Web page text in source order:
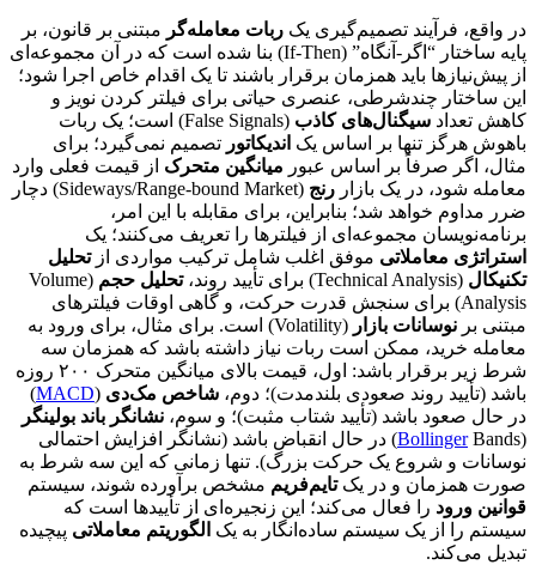
در واقع، فرآیند تصمیم‌گیری یک ربات معامله‌گر مبتنی بر قانون، بر
پایه ساختار “اگر-آنگاه” (If-Then) بنا شده است که در آن مجموعه‌ای
از پیش‌نیازها باید همزمان برقرار باشند تا یک اقدام خاص اجرا شود؛
این ساختار چندشرطی، عنصری حیاتی برای فیلتر کردن نویز و
کاهش تعداد سیگنال‌های کاذب
(False Signals) است؛ یک ربات
باهوش هرگز تنها بر اساس یک اندیکاتور تصمیم نمی‌گیرد؛ برای
مثال، اگر صرفاً بر اساس عبور میانگین متحرک از قیمت فعلی وارد
معامله شود، در یک بازار رنج
(Sideways/Range-bound Market) دچار
ضرر مداوم خواهد شد؛ بنابراین، برای مقابله با این امر،
برنامه‌نویسان مجموعه‌ای از فیلترها را تعریف می‌کنند؛ یک
استراتژی معاملاتی موفق اغلب شامل ترکیب مواردی ازتحلیل
تکنیکال (Technical Analysis) برای تأیید روند، تحلیل حجم (Volume
Analysis) برای سنجش قدرت حرکت، و گاهی اوقات فیلترهای
مبتنی بر نوسانات بازار
(Volatility) است. برای مثال، برای ورود به
معامله خرید، ممکن است ربات نیاز داشته باشد که همزمان سه
شرط زیر برقرار باشد: اول، قیمت بالای میانگین متحرک ۲۰۰ روزه
باشد (تأیید روند صعودی بلندمدت)؛ دوم، شاخص مک‌دی (
MACD
)
در حال صعود باشد (تأیید شتاب مثبت)؛ و سوم، نشانگر باند بولینگر
(
BollingerBands) در حال انقباض باشد (نشانگر افزایش احتمالی
نوسانات و شروع یک حرکت بزرگ). تنها زمانی که این سه شرط به
صورت همزمان و در یکتایم‌فریم مشخص برآورده شوند، سیستم
قوانین ورود را فعال می‌کند؛ این زنجیره‌ای از تأییدها است که
سیستم را از یک سیستم ساده‌انگار به یک الگوریتم معاملاتی پیچیده
تبدیل می‌کند.